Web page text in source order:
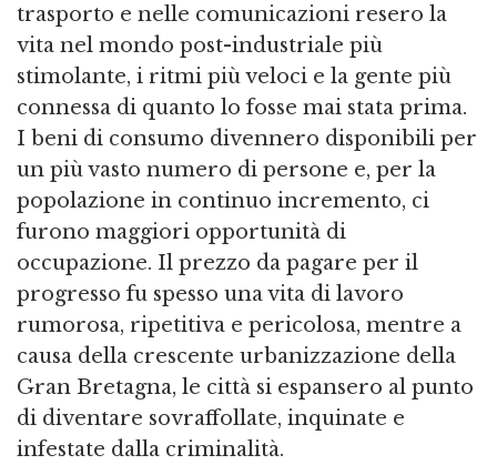
trasporto e nelle comunicazioni resero la
vita nel mondo post-industriale più
stimolante, i ritmi più veloci e la gente più
connessa di quanto lo fosse mai stata prima.
I beni di consumo divennero disponibili per
un più vasto numero di persone e, per la
popolazione in continuo incremento, ci
furono maggiori opportunità di
occupazione. Il prezzo da pagare per il
progresso fu spesso una vita di lavoro
rumorosa, ripetitiva e pericolosa, mentre a
causa della crescente urbanizzazione della
Gran Bretagna, le città si espansero al punto
di diventare sovraffollate, inquinate e
infestate dalla criminalità.